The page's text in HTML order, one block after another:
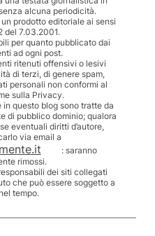
alcuna periodicità.
prodotto editoriale ai sensi
del 7.03.2001.
per quanto pubblicato dai
ad ogni post.
ritenuti offensivi o lesivi
di terzi, di genere spam,
personali non conformi al
sulla Privacy.
questo blog sono tratte da
di pubblico dominio; qualora
eventuali diritti d’autore,
via email a
: saranno
rimossi.
dei siti collegati
che può essere soggetto a
tempo.